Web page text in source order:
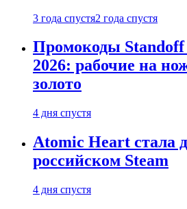
3 года спустя2 года спустя
Промокоды Standoff
2026: рабочие на
золото
4 дня спустя
Atomic Heart стала
российском Steam
4 дня спустя